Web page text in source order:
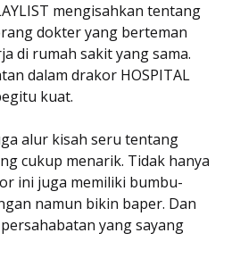
mengisahkan tentang
dokter yang berteman
di rumah sakit yang sama.
dalam drakor HOSPITAL
kuat.
alur kisah seru tentang
cukup menarik. Tidak hanya
ini juga memiliki bumbu-
namun bikin baper. Dan
yang sayang